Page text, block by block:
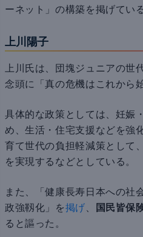
ーネット」の構築を掲げている
上川陽子
上川氏は、団塊ジュニアの世
念頭に「真の危機はこれから
具体的な政策としては、妊娠
め、生活・住宅支援などを強
育て世代の負担軽減策として
を実現するなどとしている。
また、「健康長寿日本への社
政強靱化」を掲げ 国民皆保
ると謳った。